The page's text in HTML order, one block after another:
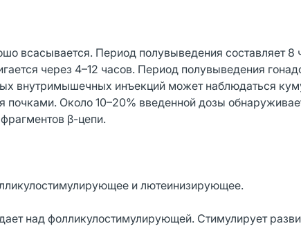
всасывается. Период полувыведения составляет 8
через 4–12 часов. Период полувыведения
внутримышечных инъекций может наблюдаться
почками. Около 10–20% введенной дозы
β-цепи.
и лютеинизирующее.
над фолликулостимулирующей. Стимулирует